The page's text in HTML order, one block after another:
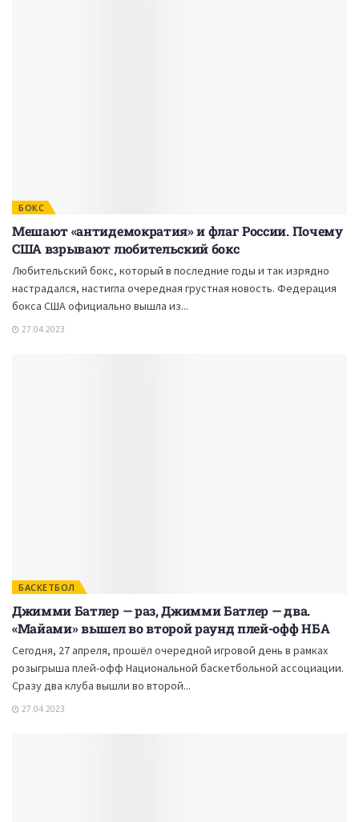
БОКС
Мешают «антидемократия» и флаг России. Почему
США взрывают любительский бокс
Любительский бокс, который в последние годы и так изрядно
настрадался, настигла очередная грустная новость. Федерация
бокса США официально вышла из...
27.04.2023
БАСКЕТБОЛ
Джимми Батлер — раз, Джимми Батлер — два.
«Майами» вышел во второй раунд плей-офф НБА
Сегодня, 27 апреля, прошёл очередной игровой день в рамках
розыгрыша плей-офф Национальной баскетбольной ассоциации.
Сразу два клуба вышли во второй...
27.04.2023